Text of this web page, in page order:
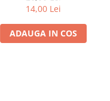
14,00 Lei
ADAUGA IN COS